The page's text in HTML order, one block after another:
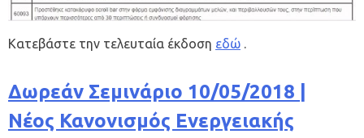
Κατεβάστε την τελευταία έκδοση εδώ .
Δωρεάν Σεμινάριο 10/05/2018 |
Νέος Κανονισμός Ενεργειακής